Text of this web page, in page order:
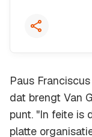
Paus
dat brengt Van
punt. "In feite is
platte